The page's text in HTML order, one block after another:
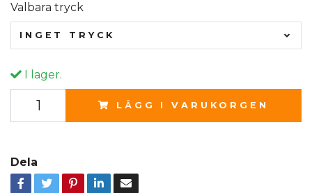
Valbara tryck
INGET TRYCK
I lager.
LÄGG I VARUKORGEN
Dela